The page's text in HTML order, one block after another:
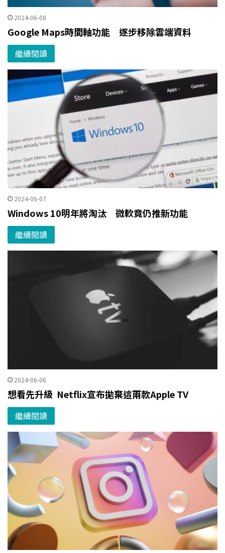
2024-06-08
Google Maps時間軸功能 逐步移除雲端資料
繼續閱讀
2024-06-07
Windows 10明年將淘汰 微軟竟仍推新功能
繼續閱讀
2024-06-06
想看先升級 Netflix宣布拋棄這兩款Apple TV
繼續閱讀